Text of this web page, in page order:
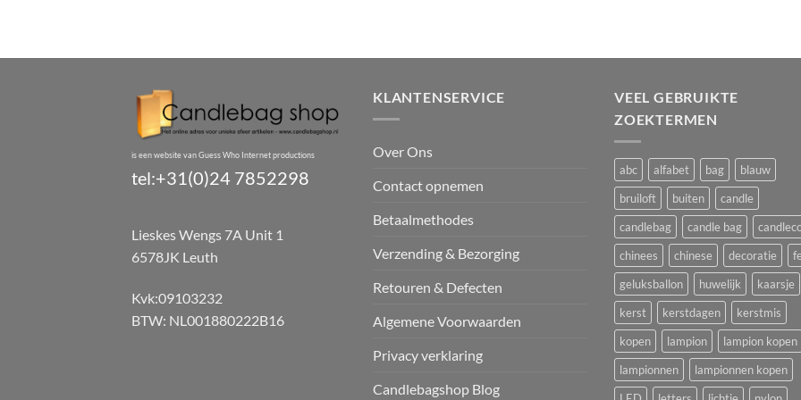
is een website van Guess Who Internet productions
tel:+31(0)24 7852298
Lieskes Wengs 7A Unit 1
6578JK Leuth
Kvk:09103232
BTW: NL001880222B16
KLANTENSERVICE
Over Ons
Contact opnemen
Betaalmethodes
Verzending & Bezorging
Retouren & Defecten
Algemene Voorwaarden
Privacy verklaring
Candlebagshop Blog
VEEL GEBRUIKTE
ZOEKTERMEN
abc alfabet bag
blauw
bruiloft
buiten
candle
candlebag
candle bag
chinees
chinese decoratie
geluksballon
huwelijk
kaarsje
kerst
kerstdagen
kerstmis
kopen
lampion
lampion kopen
lampionnen
lampionnen kopen